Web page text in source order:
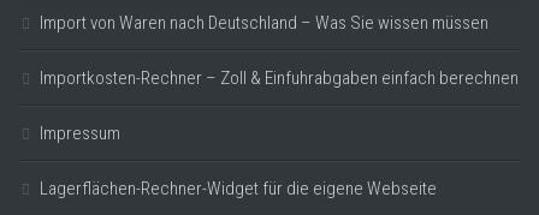
Import von Waren nach Deutschland – Was Sie wissen müssen
Importkosten-Rechner – Zoll & Einfuhrabgaben einfach berechnen
Impressum
Lagerflächen-Rechner-Widget für die eigene Webseite